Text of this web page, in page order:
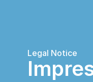
Legal Notice